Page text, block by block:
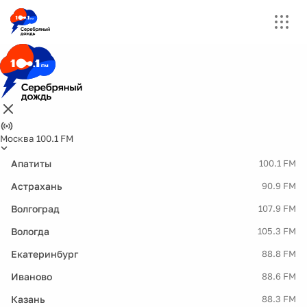
Москва 100.1 FM
Апатиты 100.1 FM
Астрахань 90.9 FM
Волгоград 107.9 FM
Вологда 105.3 FM
Екатеринбург 88.8 FM
Иваново 88.6 FM
Казань 88.3 FM